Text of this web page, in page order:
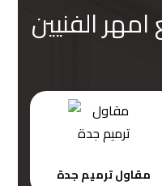
الفنيين
مقاول ترميم جدة